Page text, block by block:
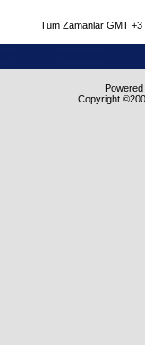
Tüm Zamanlar GMT
Copyright